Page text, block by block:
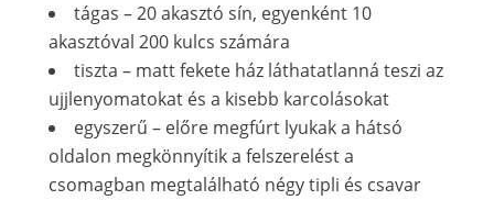
tágas – 20 akasztó sín, egyenként 10
akasztóval 200 kulcs számára
tiszta – matt fekete ház láthatatlanná teszi az
ujjlenyomatokat és a kisebb karcolásokat
egyszerű – előre megfúrt lyukak a hátsó
oldalon megkönnyítik a felszerelést a
csomagban megtalálható négy tipli és csavar